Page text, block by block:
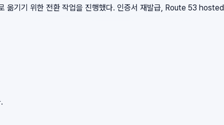
기기 위한 전환 작업을 진행했다. 인증서 재발급, Route 53